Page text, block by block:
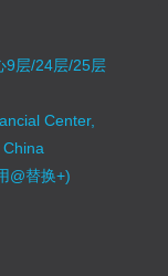
9层/24层/25层
Center,
@替换+)